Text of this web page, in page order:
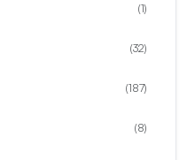
(1)
(32)
(187)
(8)